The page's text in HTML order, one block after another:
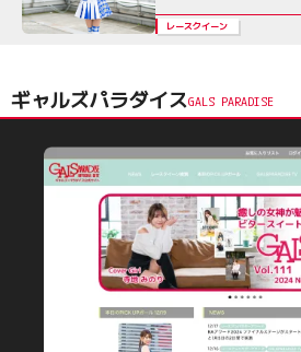
レースクイーン
ギャルズパラダイス